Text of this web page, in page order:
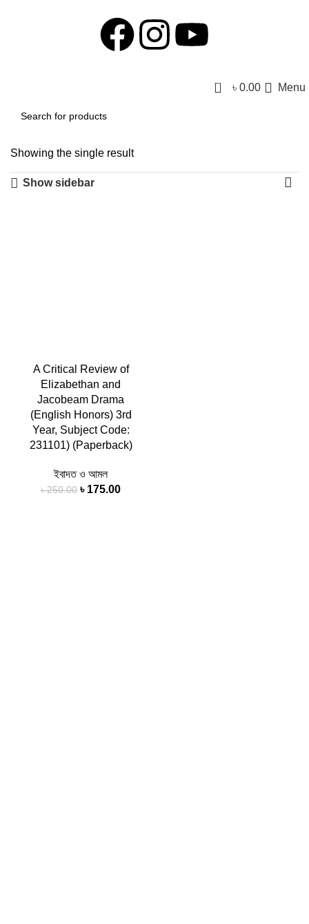
0 ৳ 0.00 Menu
Showing the single result
Show sidebar
A Critical Review of
Elizabethan and
Jacobeam Drama
(English Honors) 3rd
Year, Subject Code:
231101) (Paperback)
ইবাদত ও আমল
৳250.00 ৳ 175.00